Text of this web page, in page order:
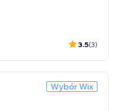
3.5(3)
Wybór Wix